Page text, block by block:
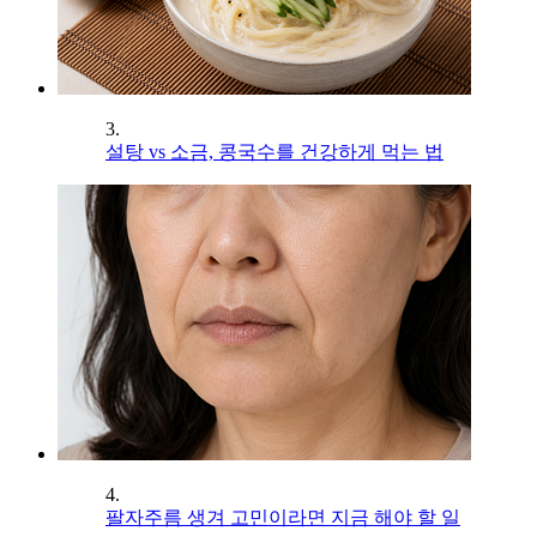
3.
설탕 vs 소금, 콩국수를 건강하게 먹는 법
4.
팔자주름 생겨 고민이라면 지금 해야 할 일